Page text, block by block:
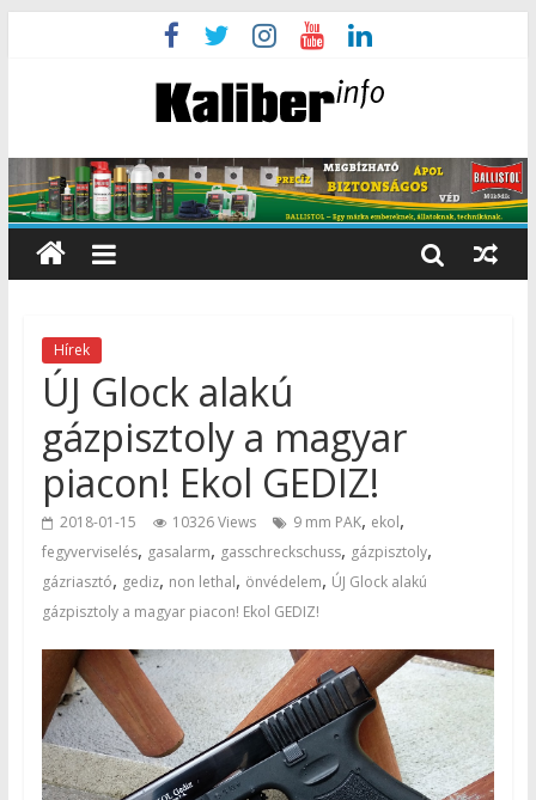
Hírek
ÚJ Glock alakú
gázpisztoly a magyar
piacon! Ekol GEDIZ!
2018-01-15 10326 Views 9 mm PAK, ekol,
fegyverviselés, gasalarm, gasschreckschuss, gázpisztoly,
gázriasztó, gediz, non lethal, önvédelem, ÚJ Glock alakú
gázpisztoly a magyar piacon! Ekol GEDIZ!